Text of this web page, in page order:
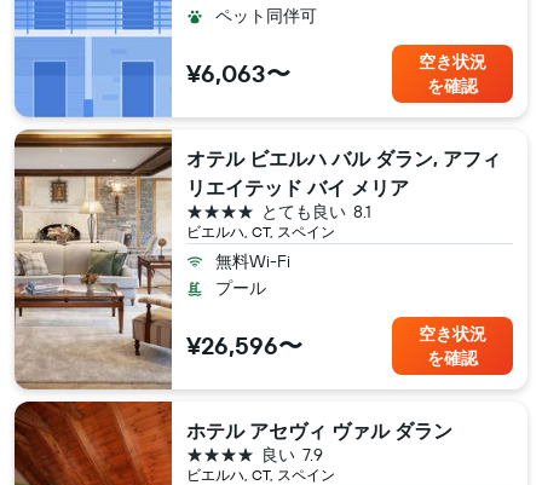
ペット同伴可
¥6,063〜
空き状況
を確認
オテル ビエルハ バル ダラン, アフィ
リエイテッド バイ メリア
ビエルハ, CT, スペイン
8.1
とても良い
4つ星
無料Wi-Fi
プール
¥26,596〜
空き状況
を確認
ホテル アセヴィ ヴァル ダラン
ビエルハ, CT, スペイン
7.9
良い
4つ星